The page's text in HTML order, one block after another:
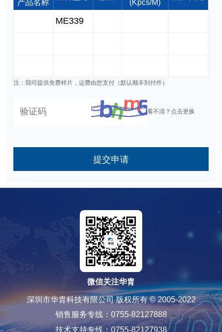
产品名称
(Kpcs/M)
注：我司提供免费样片，运费由您支付（默认顺丰到付件）
看不清？点击更换
提交申请
微信关注华胄
深圳市华胄科技有限公司 版权所有 © 2005-2022
销售服务专线：0755-82127888
技术支持专线：0755-82127938